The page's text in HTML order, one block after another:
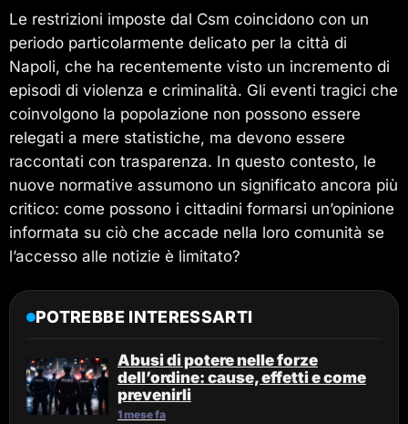
Le restrizioni imposte dal Csm coincidono con un
periodo particolarmente delicato per la città di
Napoli, che ha recentemente visto un incremento di
episodi di violenza e criminalità. Gli eventi tragici che
coinvolgono la popolazione non possono essere
relegati a mere statistiche, ma devono essere
raccontati con trasparenza. In questo contesto, le
nuove normative assumono un significato ancora più
critico: come possono i cittadini formarsi un’opinione
informata su ciò che accade nella loro comunità se
l’accesso alle notizie è limitato?
POTREBBE INTERESSARTI
Abusi di potere nelle forze
dell’ordine: cause, effetti e come
prevenirli
1 mese fa